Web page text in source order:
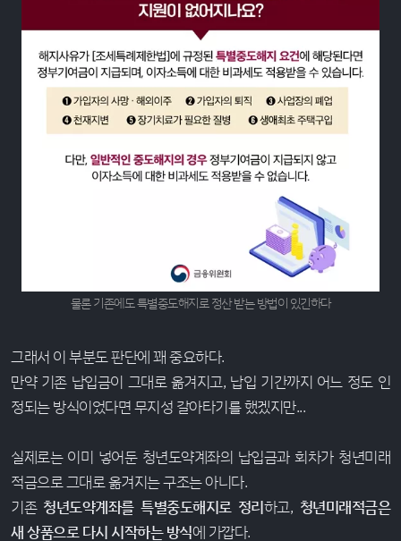
물론 기존에도 특별중도해지로 정산 받는 방법이 있긴하다
그래서 이 부분도 판단에 꽤 중요하다.
만약 기존 납입금이 그대로 옮겨지고, 납입 기간까지 어느 정도 인
정되는 방식이었다면 무지성 갈아타기를 했겠지만...
실제로는 이미 넣어둔 청년도약계좌의 납입금과 회차가 청년미래
적금으로 그대로 옮겨지는 구조는 아니다.
기존 청년도약계좌를 특별중도해지로 정리하고, 청년미래적금은
새 상품으로 다시 시작하는 방식에 가깝다.